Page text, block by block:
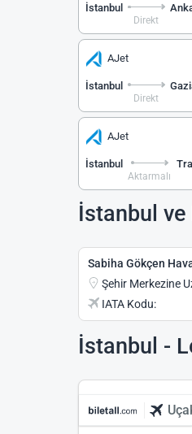
İstanbul
Direkt
AJet
İstanbul
Direkt
AJet
İstanbul
Aktarmalı
İstanbul ve
Sabiha Gökçen
Şehir Merkezine
IATA Kodu:
İstanbul -